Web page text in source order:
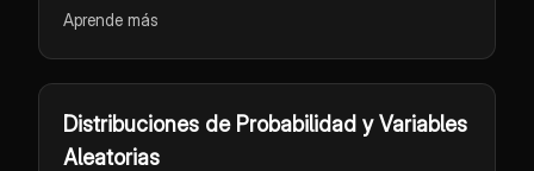
Aprende más
Distribuciones de Probabilidad y Variables
Aleatorias